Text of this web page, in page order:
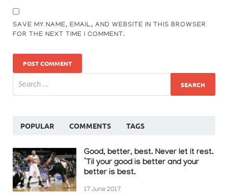
SAVE MY NAME, EMAIL, AND WEBSITE IN THIS BROWSER
FOR THE NEXT TIME I COMMENT.
POPULAR COMMENTS TAGS
Good, better, best. Never let it rest.
‘Til your good is better and your
better is best.
17 June 2017